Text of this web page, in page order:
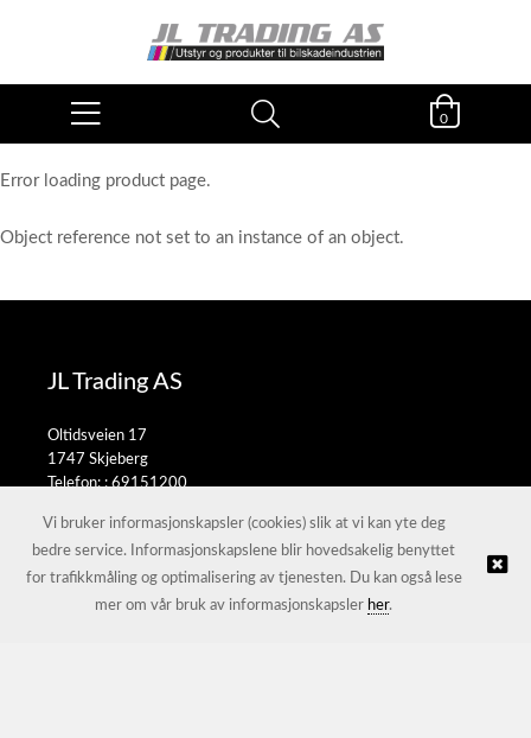
0
Error loading product page.
Object reference not set to an instance of an object.
JL Trading AS
Oltidsveien 17
1747 Skjeberg
Telefon: :69151200
© JL Trading AS |Nettbutikk levert av Kréatif
Vi bruker informasjonskapsler (cookies) slik at vi kan yte deg
bedre service. Informasjonskapslene blir hovedsakelig benyttet
for trafikkmåling og optimalisering av tjenesten. Du kan også lese
mer om vår bruk av informasjonskapsler her.